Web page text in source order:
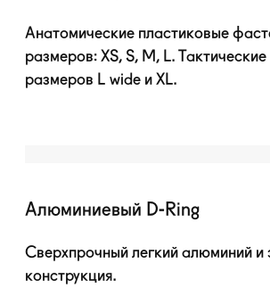
Анатомические пластиковые
размеров: XS, S, M, L.
размеров L wide и XL.
Алюминиевый D-Ring
Сверхпрочный легкий алюминий и
конструкция.